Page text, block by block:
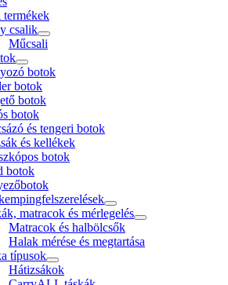
termékek
csalik
Műcsali
botok
botok
botok
botok
és tengeri botok
és kellékek
botok
botok
matracok és mérlegelés
Matracok és halbölcsők
Halak mérése és megtartása
típusok
Hátizsákok